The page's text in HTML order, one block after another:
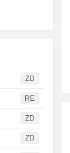
ZD
RE
ZD
ZD